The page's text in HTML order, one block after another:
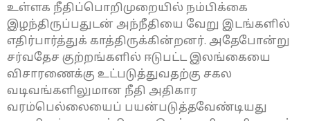
உள்ளக நீதிப்பொறிமுறையில் நம்பிக்கை
இழந்திருப்பதுடன் அந்நீதியை வேறு இடங்களில்
எதிர்பார்த்துக் காத்திருக்கின்றனர். அதேபோன்று
சர்வதேச குற்றங்களில் ஈடுபட்ட இலங்கையை
விசாரணைக்கு உட்படுத்துவதற்கு சகல
வடிவங்களிலுமான நீதி அதிகார
வரம்பெல்லையைப் பயன்படுத்தவேண்டியது